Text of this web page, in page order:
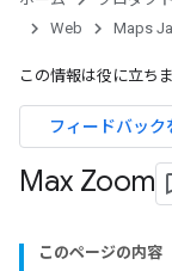
Web
Maps
この情報は役に立ち
フィードバック
Max Zoom
このページの内容